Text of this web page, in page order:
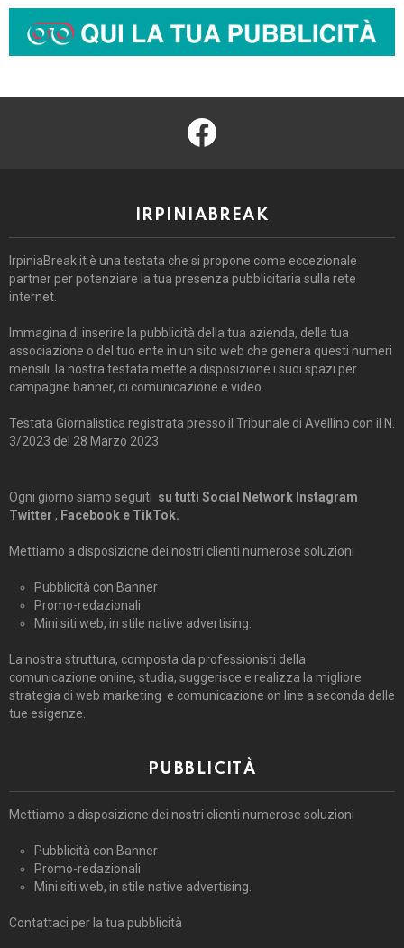
facebook
IRPINIABREAK
IrpiniaBreak.it è una testata che si propone come eccezionale
partner per potenziare la tua presenza pubblicitaria sulla rete
internet.
Immagina di inserire la pubblicità della tua azienda, della tua
associazione o del tuo ente in un sito web che genera questi numeri
mensili. la nostra testata mette a disposizione i suoi spazi per
campagne banner, di comunicazione e video.
Testata Giornalistica registrata presso il Tribunale di Avellino con il N.
3/2023 del 28 Marzo 2023
Ogni giorno siamo seguiti su tutti Social Network Instagram
Twitter , Facebook e TikTok.
Mettiamo a disposizione dei nostri clienti numerose soluzioni
Pubblicità con Banner
Promo-redazionali
Mini siti web, in stile native advertising.
La nostra struttura, composta da professionisti della
comunicazione online, studia, suggerisce e realizza la migliore
strategia di web marketing e comunicazione on line a seconda delle
tue esigenze.
PUBBLICITÀ
Mettiamo a disposizione dei nostri clienti numerose soluzioni
Pubblicità con Banner
Promo-redazionali
Mini siti web, in stile native advertising.
Contattaci per la tua pubblicità